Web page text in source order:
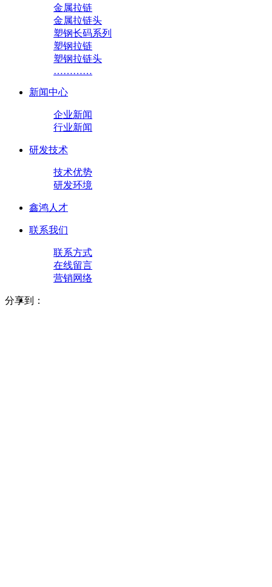
金属拉链
金属拉链头
塑钢长码系列
塑钢拉链
塑钢拉链头
…………
新闻中心
企业新闻
行业新闻
研发技术
技术优势
研发环境
鑫鸿人才
联系我们
联系方式
在线留言
营销网络
分享到：